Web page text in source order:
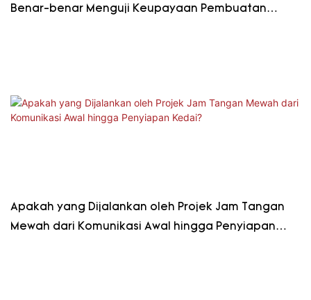
Benar-benar Menguji Keupayaan Pembuatan
Apakah yang Dijalankan oleh Projek Jam Tangan
Mewah dari Komunikasi Awal hingga Penyiapan